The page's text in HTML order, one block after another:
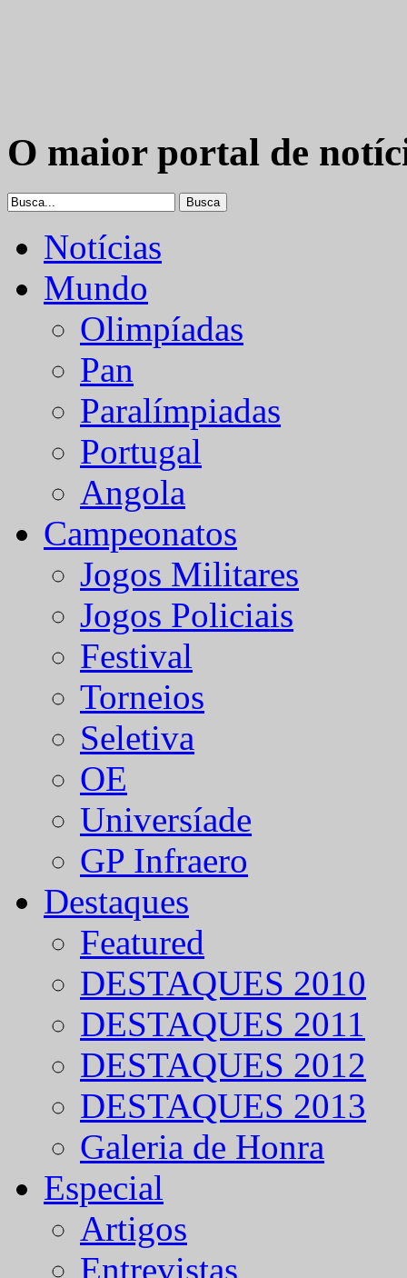
O maior portal de
Notícias
Mundo
Olimpíadas
Pan
Paralímpiadas
Portugal
Angola
Campeonatos
Jogos Militares
Jogos Policiais
Festival
Torneios
Seletiva
OE
Universíade
GP Infraero
Destaques
Featured
DESTAQUES 2010
DESTAQUES 2011
DESTAQUES 2012
DESTAQUES 2013
Galeria de Honra
Especial
Artigos
Entrevistas